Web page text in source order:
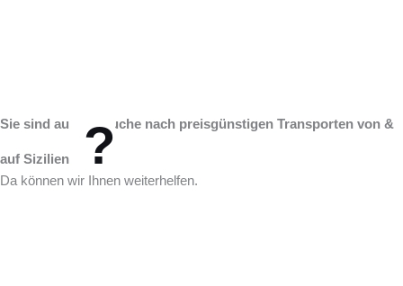
Sie sind auf der Suche nach preisgünstigen Transporten von &
auf Sizilien ?
Da können wir Ihnen weiterhelfen.